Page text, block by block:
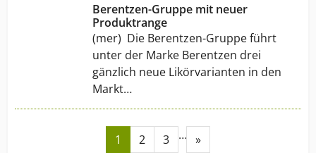
Berentzen-Gruppe mit neuer
Produktrange
(mer) Die Berentzen-Gruppe führt
unter der Marke Berentzen drei
gänzlich neue Likörvarianten in den
Markt…
1 2 3 … »